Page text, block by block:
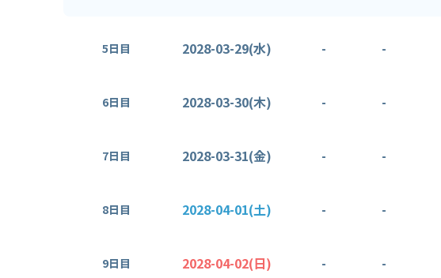
5日目 2028-03-29(水) - -
6日目 2028-03-30(木) - -
7日目 2028-03-31(金) - -
8日目 2028-04-01(土) - -
9日目 2028-04-02(日) - -